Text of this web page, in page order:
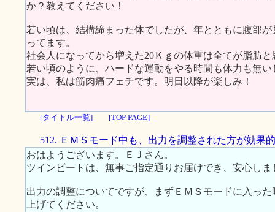
か？教えてください！
若い頃は、結構締まった体でしたが、年とともに腹部
ってます。
社会人になってから増えた20Ｋｇの体重は全てが脂肪
若い頃のように、ハードな運動をやる時間も体力も無い
実は、私は筋肉痛フェチです。明日以降が楽しみ！
[タイトル一覧] [TOP PAGE]
512. ＥＭＳモード中も、出力を調整された方が効果
おはようございます。ＥＪさん。
ツインビートは、無事ご指定通りお届けでき、安心しま
出力の調整についてですが、まずＥＭＳモードに入っ
上げてください。